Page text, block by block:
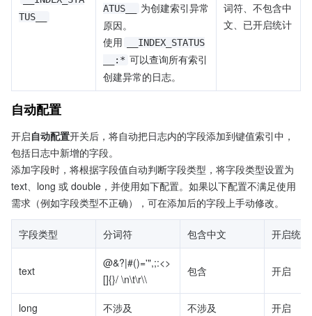
TUS__
ATUS__
为创建索引异常
原因。
使用
__INDEX_STATUS
__:* 可以查询所有索引
创建异常的日志。
词符、不包含中
文、已开启统计
自动配置
开启自动配置开关后，将自动把日志内的字段添加到键值索引中，
包括日志中新增的字段。
添加字段时，将根据字段值自动判断字段类型，将字段类型设置为
text、long 或 double，并使用如下配置。如果以下配置不满足使用
需求（例如字段类型不正确），可在添加后的字段上手动修改。
字段类型 分词符 包含中文 开启统计
text
@&?|#()='",;:<>
[]{}/ \n\t\r\\
包含 开启
long 不涉及 不涉及 开启